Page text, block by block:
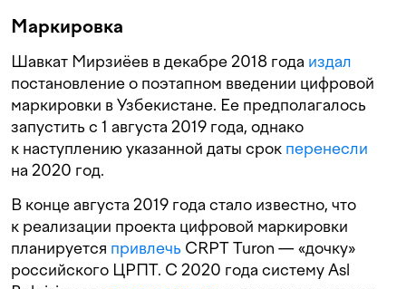
Маркировка
Шавкат Мирзиёев в декабре 2018 года издал
постановление о поэтапном введении цифровой
маркировки в Узбекистане. Ее предполагалось
запустить с 1 августа 2019 года, однако
к наступлению указанной даты срок перенесли
на 2020 год.
В конце августа 2019 года стало известно, что
к реализации проекта цифровой маркировки
планируется привлечь CRPT Turon — «дочку»
российского ЦРПТ. С 2020 года систему Asl